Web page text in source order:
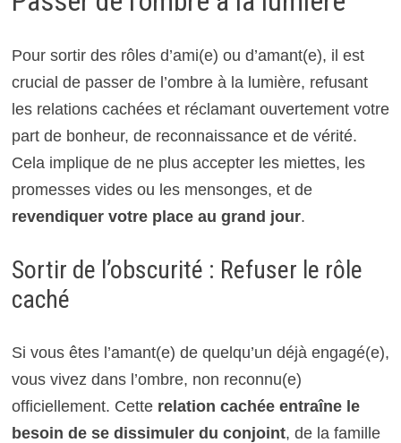
Pour sortir des rôles d’ami(e) ou d’amant(e), il est
crucial de passer de l’ombre à la lumière, refusant
les relations cachées et réclamant ouvertement votre
part de bonheur, de reconnaissance et de vérité.
Cela implique de ne plus accepter les miettes, les
promesses vides ou les mensonges, et de
revendiquer votre place au grand jour.
Sortir de l’obscurité : Refuser le rôle
caché
Si vous êtes l’amant(e) de quelqu’un déjà engagé(e),
vous vivez dans l’ombre, non reconnu(e)
officiellement. Cette relation cachée entraîne le
besoin de se dissimuler du conjoint, de la famille